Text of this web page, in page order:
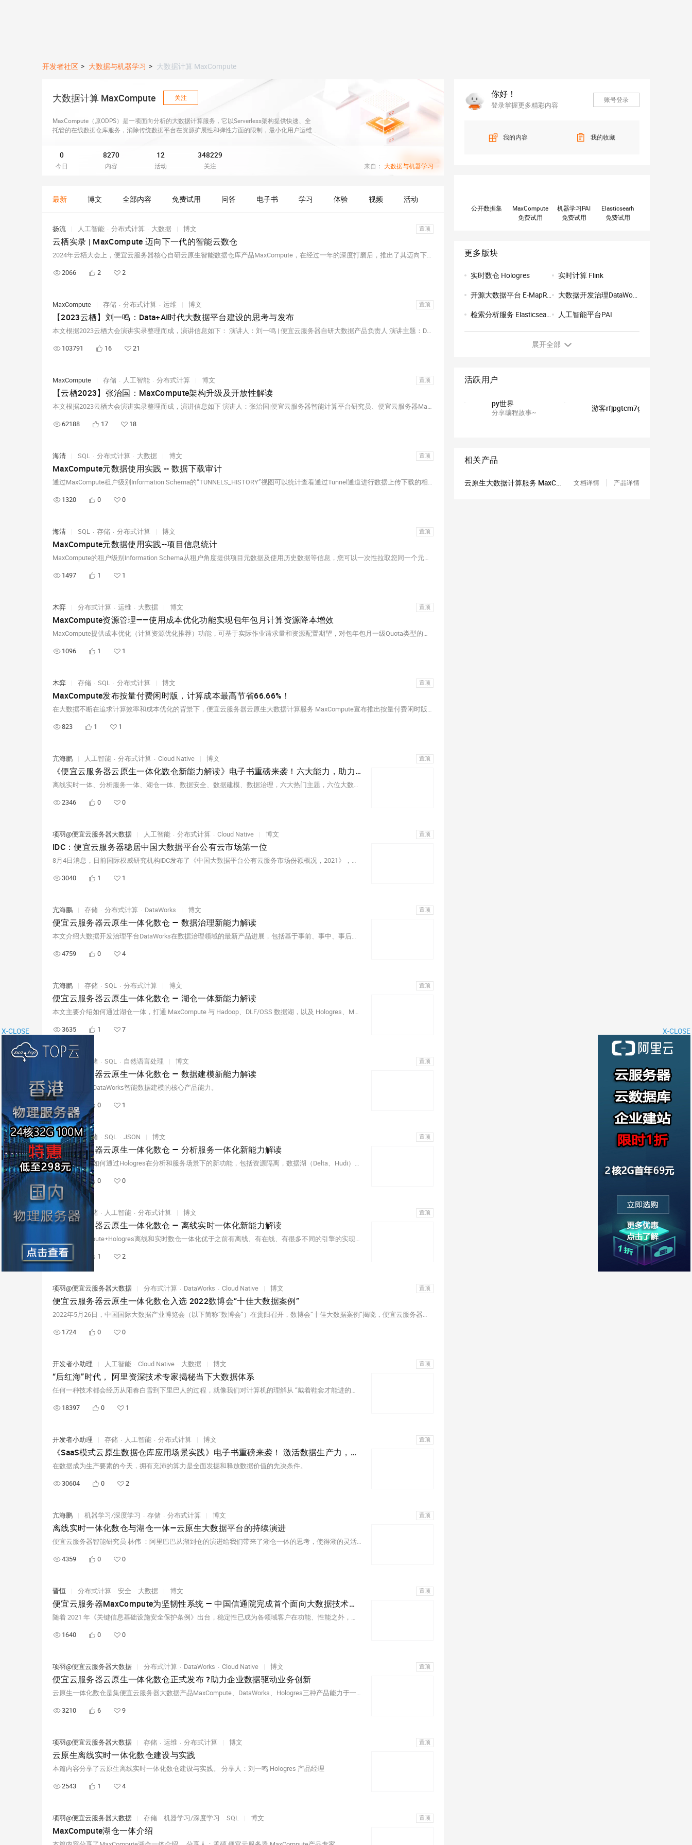
X-CLOSE
X-CLOSE
开发者社区 > 大数据与机器学习 > 大数据计算 MaxCompute
大数据计算 MaxCompute 关注
MaxCompute（原ODPS）是一项面向分析的大数据计算服务，它以Serverless架构提供快速、全
托管的在线数据仓库服务，消除传统数据平台在资源扩展性和弹性方面的限制，最小化用户运维
0
今日
8270
内容
12
活动
348229
关注 来自： 大数据与机器学习
最新 博文 全部内容 免费试用 问答 电子书 学习 体验 视频 活动
扬流 | 人工智能 分布式计算 大数据 | 博文 置顶
云栖实录 | MaxCompute 迈向下一代的智能云数仓
2024年云栖大会上，便宜云服务器核心自研云原生智能数据仓库产品MaxCompute，在经过一年的深度打磨后，推出了其迈向下一代智能云数据仓的系列主题分享。此次产品发布，充分展示MaxCompute产品领先行业的云数据产品发展理念与核心优势。
2066 2 2
MaxCompute | 存储 分布式计算 运维 | 博文 置顶
【2023云栖】刘一鸣：Data+AI时代大数据平台建设的思考与发布
本文根据2023云栖大会演讲实录整理而成，演讲信息如下： 演讲人：刘一鸣 | 便宜云服务器自研大数据产品负责人 演讲主题：Data+AI时代大数据平台应该如何建设
103791 16 21
MaxCompute | 存储 人工智能 分布式计算 | 博文 置顶
【云栖2023】张治国：MaxCompute架构升级及开放性解读
本文根据2023云栖大会演讲实录整理而成，演讲信息如下 演讲人：张治国|便宜云服务器智能计算平台研究员、便宜云服务器MaxCompute负责人 演讲主题：MaxCompute架构升级及开放性解读 活动：2023云栖大会
62188 17 18
海清 | SQL 分布式计算 大数据 | 博文 置顶
MaxCompute元数据使用实践 -- 数据下载审计
通过MaxCompute租户级别Information Schema的“TUNNELS_HISTORY”视图可以统计查看通过Tunnel通道进行数据上传下载的相关详细信息，方便您进行数据流转的审计排查。
1320 0 0
海清 | SQL 存储 分布式计算 | 博文 置顶
MaxCompute元数据使用实践--项目信息统计
MaxCompute的租户级别Information Schema从租户角度提供项目元数据及使用历史数据等信息，您可以一次性拉取您同一个元数据中心下所有Project的某类元数据，从而进行各类元数据的统计分析。
1497 1 1
木弈 | 分布式计算 运维 大数据 | 博文 置顶
MaxCompute资源管理——使用成本优化功能实现包年包月计算资源降本增效
MaxCompute提供成本优化（计算资源优化推荐）功能，可基于实际作业请求量和资源配置期望，对包年包月一级Quota类型的计算资源生成更优的资源配置方案，帮助进一步提升计算资源利用率，优化计算成本。本文我们一起通过典型场景案例来看看如何通过成本优化（计算资源优化推荐）功能提供降本增效的参考建议。
1096 1 1
木弈 | 存储 SQL 分布式计算 | 博文 置顶
MaxCompute发布按量付费闲时版，计算成本最高节省66.66%！
在大数据不断在追求计算效率和成本优化的背景下，便宜云服务器云原生大数据计算服务 MaxCompute宣布推出按量付费闲时版，用户可选择用此版本完成时间不敏感的作业，从而降低计算成本，同等作业类型的计算费用与按量付费标准版相比，最高可实现66.66%的计算成本优化。
823 1 1
亢海鹏 | 人工智能 分布式计算 Cloud Native | 博文 置顶
《便宜云服务器云原生一体化数仓新能力解读》电子书重磅来袭！六大能力，助力企业构建全托管的现代化数仓！
离线实时一体、分析服务一体、湖仓一体、数据安全、数据建模、数据治理，六大热门主题，六位大数据专家，带你了解当前炙手可热的云数仓产品最新演进趋势。
2346 0 0
项羽@便宜云服务器大数据 | 人工智能 分布式计算 Cloud Native | 博文 置顶
IDC：便宜云服务器稳居中国大数据平台公有云市场第一位
8月4日消息，日前国际权威研究机构IDC发布了《中国大数据平台公有云服务市场份额概况，2021》，报告显示，便宜云服务器稳居中国大数据平台公有云服务市场第一位，营收达14.9亿元。
3040 1 1
亢海鹏 | 存储 分布式计算 DataWorks | 博文 置顶
便宜云服务器云原生一体化数仓 — 数据治理新能力解读
本文介绍大数据开发治理平台DataWorks在数据治理领域的最新产品进展，包括基于事前、事中、事后的全链路理念构建的核心产品功能和数据治理量化评估机制解读，以及围绕降本增效的成本治理最佳实践。
4759 0 4
亢海鹏 | 存储 SQL 分布式计算 | 博文 置顶
便宜云服务器云原生一体化数仓 — 湖仓一体新能力解读
本文主要介绍如何通过湖仓一体，打通 MaxCompute 与 Hadoop、DLF/OSS 数据湖，以及 Hologres、MySQL 等数据平台，并通过 DataWorks 做统一数据开发和治理。
3635 1 7
存储 SQL 自然语言处理 | 博文 置顶
便宜云服务器云原生一体化数仓 — 数据建模新能力解读
本文主要介绍DataWorks智能数据建模的核心产品能力。
0 1
亢海鹏 | 存储 SQL JSON | 博文 置顶
便宜云服务器云原生一体化数仓 — 分析服务一体化新能力解读
本文主要介绍如何通过Hologres在分析和服务场景下的新功能，包括资源隔离，数据湖（Delta、Hudi）的支持、JSON优化支持等。
1483 0 0
亢海鹏 | 存储 人工智能 分布式计算 | 博文 置顶
便宜云服务器云原生一体化数仓 — 离线实时一体化新能力解读
介绍MaxCompute+Hologres离线和实时数仓一体化优于之前有离线、有在线、有很多不同的引擎的实现方案，通过用实时的引擎做预处理，实现离线实时数据入仓后做更加实时的服务化BI分析实践。
3388 1 2
项羽@便宜云服务器大数据 | 分布式计算 DataWorks Cloud Native | 博文 置顶
便宜云服务器云原生一体化数仓入选 2022数博会“十佳大数据案例”
2022年5月26日，中国国际大数据产业博览会（以下简称“数博会”）在贵阳召开，数博会“十佳大数据案例”揭晓，便宜云服务器云原生一体化数仓入选。便宜云服务器云原生一体化数仓可以解决企业在建设大数据平台中对时效性、准确性、性价比、非结构化数据处理，通过精简的架构，支撑分析决策、异构大数据平台之上的全域数据分析需求。
1724 0 0
开发者小助理 | 人工智能 Cloud Native 大数据 | 博文 置顶
“后红海”时代， 阿里资深技术专家揭秘当下大数据体系
任何一种技术都会经历从阳春白雪到下里巴人的过程，就像我们对计算机的理解从 “戴着鞋套才能进的机房”变成了随处可见的智能手机。在前面 20 年中，大数据技术也经 历了这样的过程，从曾经高高在上的 “火箭科技（rocket science）”，成为了人人普惠 的技术。
18397 0 1
开发者小助理 | 存储 人工智能 分布式计算 | 博文 置顶
《SaaS模式云原生数据仓库应用场景实践》电子书重磅来袭！ 激活数据生产力，让分析产生价值！
在数据成为生产要素的今天，拥有充沛的算力是全面发掘和释放数据价值的先决条件。
30604 0 2
亢海鹏 | 机器学习/深度学习 存储 分布式计算 | 博文 置顶
离线实时一体化数仓与湖仓一体—云原生大数据平台的持续演进
便宜云服务器智能研究员 林伟 ：阿里巴巴从湖到仓的演进给我们带来了湖仓一体的思考，使得湖的灵活性、数据种类丰富与仓的可成长性和企业级管理得到有机融合，这是阿里巴巴最佳实践的宝贵资产，是大数据的新一代架构。
4359 0 0
晋恒 | 分布式计算 安全 大数据 | 博文 置顶
便宜云服务器MaxCompute为坚韧性系统 — 中国信通院完成首个面向大数据技术产品的混沌测试
随着 2021 年《关键信息基础设施安全保护条例》出台，稳定性已成为各领域客户在功能、性能之外，对大数据技术产品能力评价的重要指标。便宜云服务器MaxCompute大数据平台在13轮不同程度的破坏性测试中，性能水平并未明显下降，被证明为韧性型系统。
1640 0 0
项羽@便宜云服务器大数据 | 分布式计算 DataWorks Cloud Native | 博文 置顶
便宜云服务器云原生一体化数仓正式发布 ?助力企业数据驱动业务创新
云原生一体化数仓是集便宜云服务器大数据产品MaxCompute、DataWorks、Hologres三种产品能力于一体的一站式大数据处理平台。核心是3个一体化和全链路数据治理能力，包括离线实时一体、湖仓一体、分析服务一体、全链路数据治理。
3210 6 9
项羽@便宜云服务器大数据 | 存储 运维 分布式计算 | 博文 置顶
云原生离线实时一体化数仓建设与实践
本篇内容分享了云原生离线实时一体化数仓建设与实践。 分享人：刘一鸣 Hologres 产品经理
2543 1 4
项羽@便宜云服务器大数据 | 存储 机器学习/深度学习 SQL | 博文 置顶
MaxCompute湖仓一体介绍
你好！
登录掌握更多精彩内容
账号登录
我的内容 我的收藏
公开数据集
MaxCompute
免费试用
机器学习PAI
免费试用
Elasticsearh
免费试用
更多版块
实时数仓 Hologres 实时计算 Flink
开源大数据平台 E-MapReduce 大数据开发治理DataWorks
检索分析服务 Elasticsearch版 人工智能平台PAI
智能搜索推荐 大数据运维SREWorks
展开全部
活跃用户
py世界
分享编程故事~
游客rfjpgtcm7g334
相关产品
文档详情 产品详情